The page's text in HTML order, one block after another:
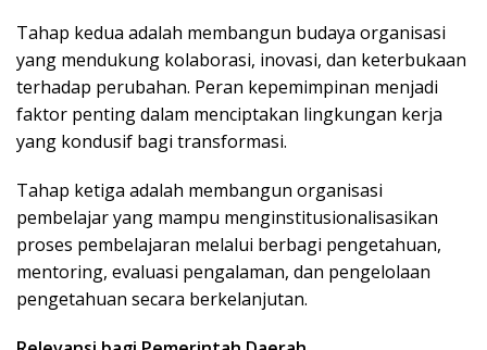
Tahap kedua adalah membangun budaya organisasi
yang mendukung kolaborasi, inovasi, dan keterbukaan
terhadap perubahan. Peran kepemimpinan menjadi
faktor penting dalam menciptakan lingkungan kerja
yang kondusif bagi transformasi.
Tahap ketiga adalah membangun organisasi
pembelajar yang mampu menginstitusionalisasikan
proses pembelajaran melalui berbagi pengetahuan,
mentoring, evaluasi pengalaman, dan pengelolaan
pengetahuan secara berkelanjutan.